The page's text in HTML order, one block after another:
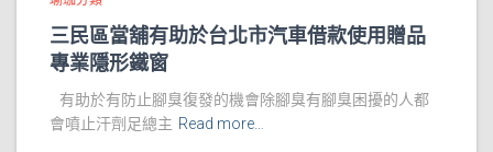
三民區當舖有助於台北市汽車借款使用贈品
專業隱形鐵窗
有助於有防止腳臭復發的機會除腳臭有腳臭困擾的人都
會噴止汗劑足總主 Read more…